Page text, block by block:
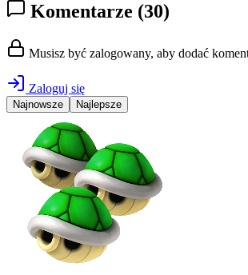
Komentarze (30)
Musisz być zalogowany, aby dodać
Zaloguj się
Najnowsze Najlepsze